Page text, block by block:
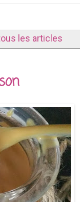
les articles